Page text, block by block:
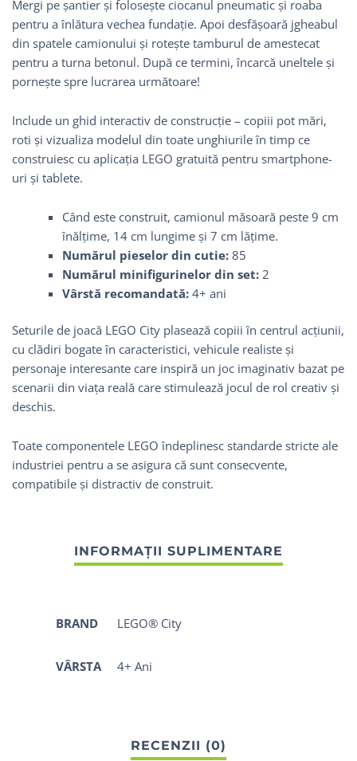
Mergi pe şantier şi foloseşte ciocanul pneumatic şi roaba
pentru a înlătura vechea fundaţie. Apoi desfăşoară jgheabul
din spatele camionului şi roteşte tamburul de amestecat
pentru a turna betonul. După ce termini, încarcă uneltele şi
porneşte spre lucrarea următoare!
Include un ghid interactiv de construcție – copiii pot mări,
roti și vizualiza modelul din toate unghiurile în timp ce
construiesc cu aplicația LEGO gratuită pentru smartphone-
uri și tablete.
Când este construit, camionul măsoară peste 9 cm
înălțime, 14 cm lungime și 7 cm lățime.
Numărul pieselor din cutie: 85
Numărul minifigurinelor din set: 2
Vârstă recomandată: 4+ ani
Seturile de joacă LEGO City plasează copiii în centrul acțiunii,
cu clădiri bogate în caracteristici, vehicule realiste și
personaje interesante care inspiră un joc imaginativ bazat pe
scenarii din viața reală care stimulează jocul de rol creativ și
deschis.
Toate componentele LEGO îndeplinesc standarde stricte ale
industriei pentru a se asigura că sunt consecvente,
compatibile și distractiv de construit.
BRAND LEGO® City
VÂRSTA 4+ Ani